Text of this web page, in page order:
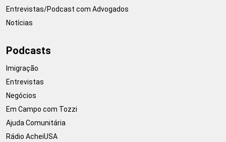
Entrevistas/Podcast com Advogados
Notícias
Podcasts
Imigração
Entrevistas
Negócios
Em Campo com Tozzi
Ajuda Comunitária
Rádio AcheiUSA